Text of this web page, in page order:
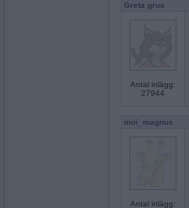
Greta grus
Antal inlägg:
27944
moi_magnus
Antal inlägg: